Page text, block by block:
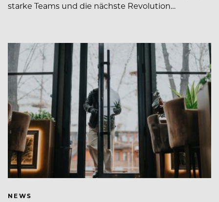
starke Teams und die nächste Revolution…
NEWS